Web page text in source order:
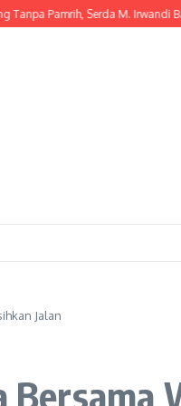
Serda M. Irwandi Bantu
Jalan